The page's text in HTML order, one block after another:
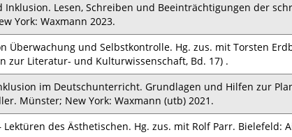
Lesen, Schreiben und Beeinträchtigungen der
York: Waxmann 2023.
Überwachung und Selbstkontrolle. Hg. zus. mit Torsten
zur Literatur- und Kulturwissenschaft, Bd. 17) .
im Deutschunterricht. Grundlagen und Hilfen zur
Münster; New York: Waxmann (utb) 2021.
des Ästhetischen. Hg. zus. mit Rolf Parr. Bielefeld: